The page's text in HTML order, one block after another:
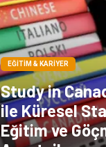
EĞITIM & KARIYER
Study in
ile Küresel
Eğitim ve